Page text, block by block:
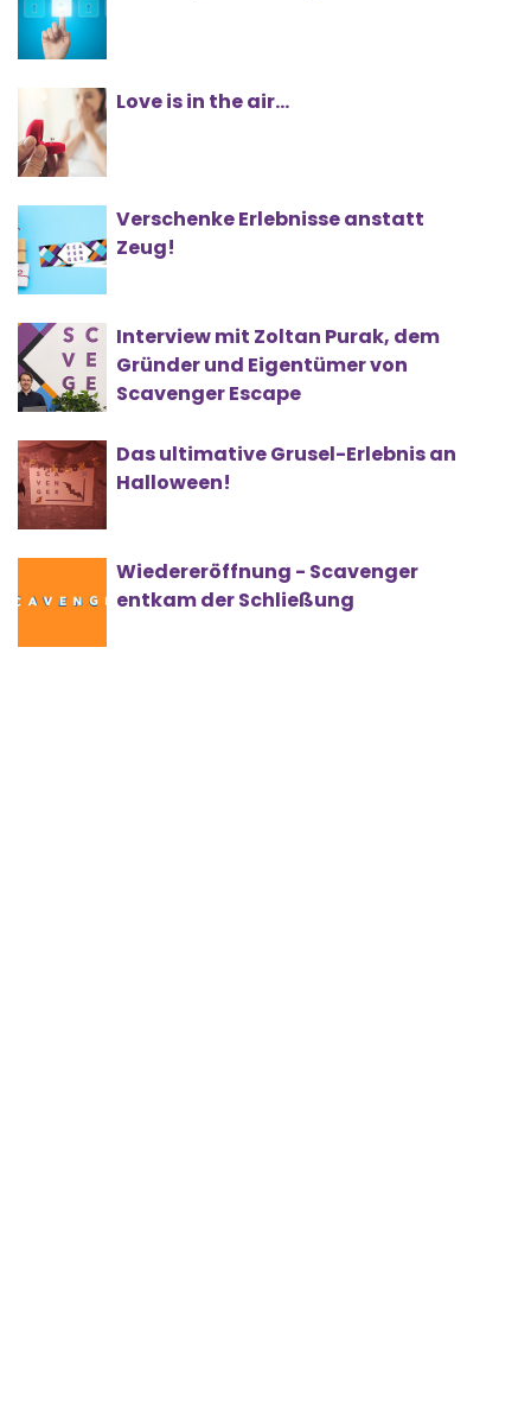
Love is in the air…
Verschenke Erlebnisse anstatt
Zeug!
Interview mit Zoltan Purak, dem
Gründer und Eigentümer von
Scavenger Escape
Das ultimative Grusel-Erlebnis an
Halloween!
Wiedereröffnung - Scavenger
entkam der Schließung